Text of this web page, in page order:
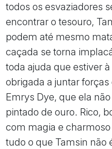
todos os esvaziadores
encontrar o tesouro,
podem até mesmo
caçada se torna
toda ajuda que estiver
obrigada a juntar
Emrys Dye, que ela
pintado de ouro. Rico,
com magia e
tudo o que Tamsin não